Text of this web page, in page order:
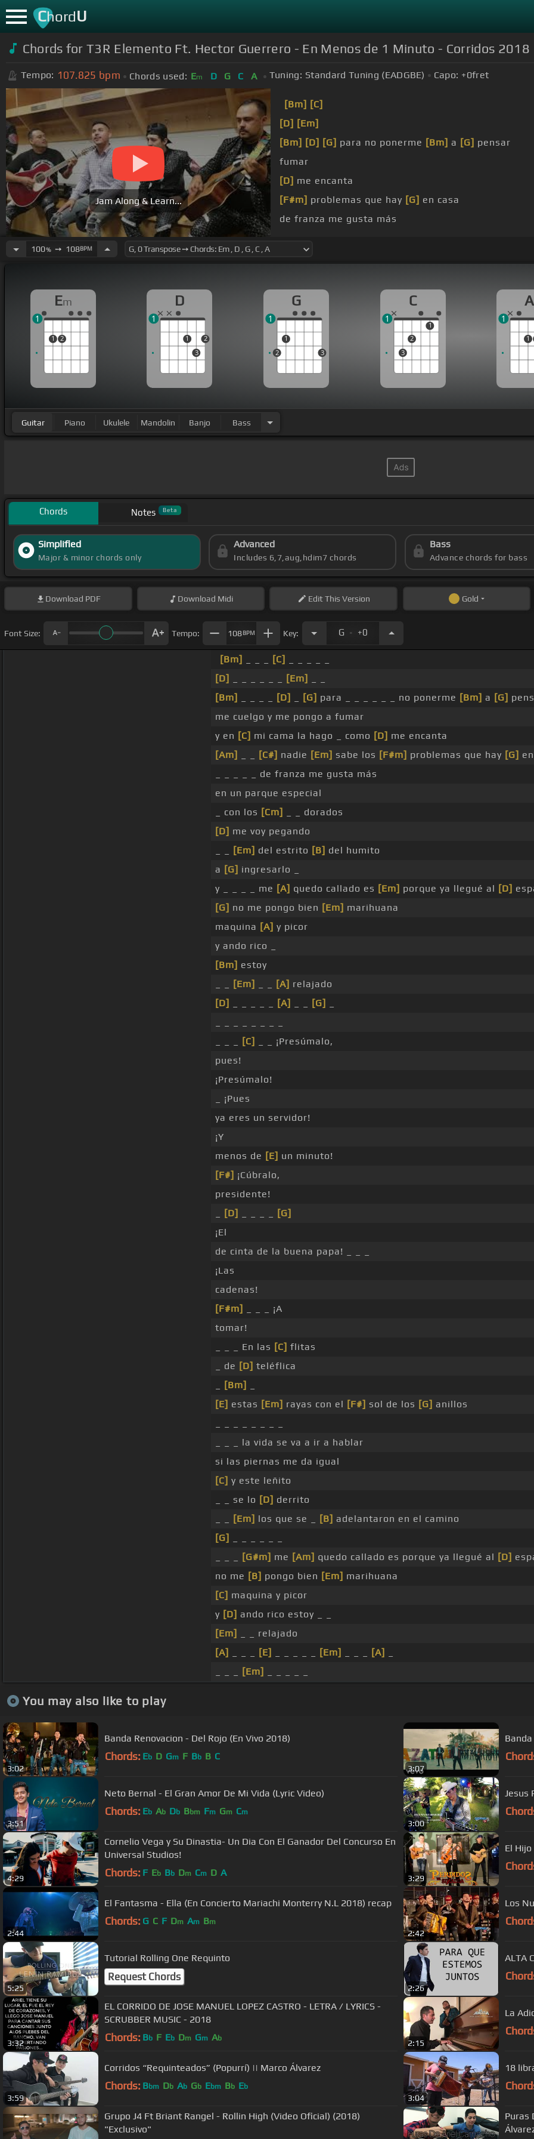
ChordU
Chords for T3R Elemento Ft. Hector Guerrero - En Menos de 1 Minuto - Corridos 2018
Tempo: 107.825 bpm Chords used: Em D G C A Tuning: Standard Tuning (EADGBE) Capo: +0fret
Jam Along & Learn...
[Bm] [C]
[D] [Em]
[Bm] [D] [G] para no ponerme [Bm] a [G] pensar
fumar
[D] me encanta
[F#m] problemas que hay [G] en casa
de franza me gusta más
100%➙ 108BPM
Em
1 2
1
D
1
3
2
1
G
2
1
3
1
C
3
2
1
1
A
1
1
Guitar Piano Ukulele Mandolin Banjo Bass
Chords Notes Beta
Simplified
Major & minor chords only
Advanced
Includes 6,7,aug,hdim7 chords
Bass
Advance chords for bass
Download PDF Download Midi EditThis Version Gold
Font Size: Tempo: 108BPM Key: G . +0
[Bm] [C]
[D]
[Em]
[Bm]
[D] [G] para _ _ _ _ _ _ no ponerme [Bm] a [G]
me cuelgo y me pongo a fumar
y en [C] mi cama la hago _ como [D] me encanta
[Am]
[C#] nadie [Em] sabe los [F#m] problemas que hay [G]
_ _ _ _ _ de franza me gusta más
en un parque especial
_ con los [Cm]
_ _ dorados
[D] me voy pegando
[Em] del estrito [B] del humito
a [G] ingresarlo _
y _ _ _ _ me [A] quedo callado es [Em] porque ya llegué al [D]
[G] no me pongo bien [Em] marihuana
maquina [A] y picor
y ando rico _
[Bm] estoy
[Em] [A] relajado
[D]
[A] [G]
[C]
_ _ ¡Presúmalo,
pues!
¡Presúmalo!
_ ¡Pues
ya eres un servidor!
¡Y
menos de [E] un minuto!
[F#] ¡Cúbralo,
presidente!
[D]
[G]
¡El
de cinta de la buena papa! _ _ _
¡Las
cadenas!
[F#m]
_ _ _ ¡A
tomar!
_ _ _ En las [C] flitas
_ de [D] teléflica
[Bm]
[E] estas [Em] rayas con el [F#] sol de los [G] anillos
_ _ _ la vida se va a ir a hablar
si las piernas me da igual
[C] y este leñito
_ _ se lo [D] derrito
[Em] los que se _ [B] adelantaron en el camino
[G]
[G#m] me [Am] quedo callado es porque ya llegué al [D]
no me [B] pongo bien [Em] marihuana
[C] maquina y picor
y [D] ando rico estoy _ _
[Em]
_ _ relajado
[A]
[E] [Em] [A]
[Em]
You may also like to play
3:02
Banda Renovacion - Del Rojo (En Vivo 2018)
Chords: Eb D Gm F Bb B C
3:07
3:51
Neto Bernal - El Gran Amor De Mi Vida (Lyric Video)
Chords: Eb Ab Db Bbm Fm Gm Cm
3:00
Jesus
4:29
Cornelio Vega y Su Dinastia- Un Dia Con El Ganador Del Concurso En
Universal Studios!
Chords: F Eb Bb Dm Cm D A
3:29
El
2:44
El Fantasma - Ella (En Concierto Mariachi Monterry N.L 2018) recap
Chords: G C F Dm Am Bm
2:42
Los
5:25
Tutorial Rolling One Requinto
Request Chords
2:26
ALTA
3:32
EL CORRIDO DE JOSE MANUEL LOPEZ CASTRO - LETRA / LYRICS -
SCRUBBER MUSIC - 2018
Chords: Bb F Eb Dm Gm Ab
2:15
La
3:59
Corridos “Requinteados” (Popurrí) || Marco Álvarez
Chords: Bbm Db Ab Gb Ebm Bb Eb
3:04
18
Grupo J4 Ft Briant Rangel - Rollin High (Video Oficial) (2018)
"Exclusivo"
Puras